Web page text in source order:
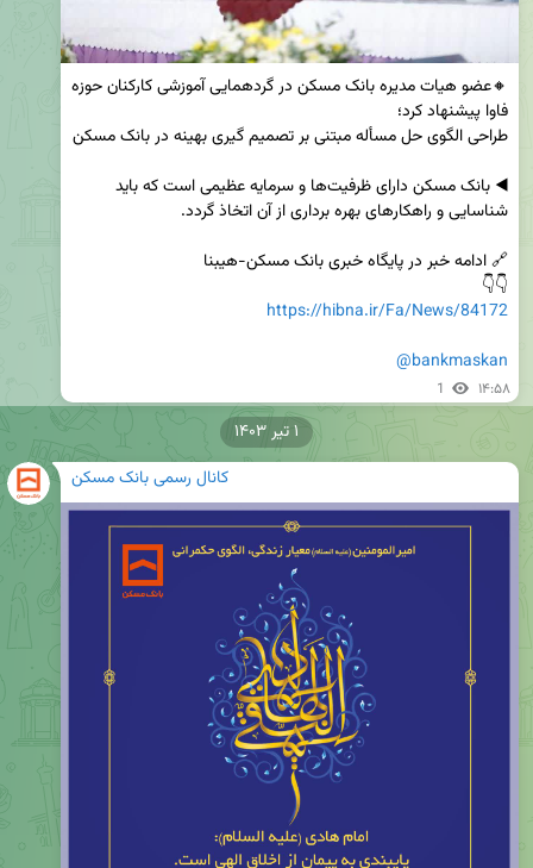
👇👇
https://hibna.ir/Fa/News/84172
@bankmaskan
1 ۱۴:۵۸
کانال رسمی بانک مسکن
۱ تیر ۱۴۰۳